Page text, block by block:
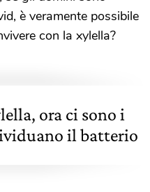
è veramente possibile
con la xylella?
ora ci sono i
il batterio